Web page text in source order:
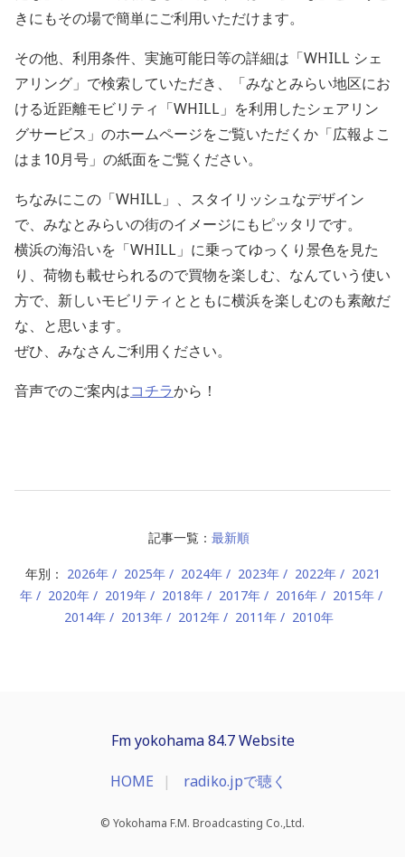
きにもその場で簡単にご利用いただけます。
その他、利用条件、実施可能日等の詳細は「WHILL シェ
アリング」で検索していただき、「みなとみらい地区にお
ける近距離モビリティ「WHILL」を利用したシェアリン
グサービス」のホームページをご覧いただくか「広報よこ
はま10月号」の紙面をご覧ください。
ちなみにこの「WHILL」、スタイリッシュなデザイン
で、みなとみらいの街のイメージにもピッタリです。
横浜の海沿いを「WHILL」に乗ってゆっくり景色を見た
り、荷物も載せられるので買物を楽しむ、なんていう使い
方で、新しいモビリティとともに横浜を楽しむのも素敵だ
な、と思います。
ぜひ、みなさんご利用ください。
音声でのご案内はコチラから！
記事一覧： 最新順
年別： 2026年 2025年 2024年 2023年 2022年
2021
年
2020年 2019年 2018年 2017年 2016年
2015年
2014年
2013年 2012年 2011年 2010年
Fm yokohama 84.7 Website
HOME radiko.jpで聴く
© Yokohama F.M. Broadcasting Co.,Ltd.